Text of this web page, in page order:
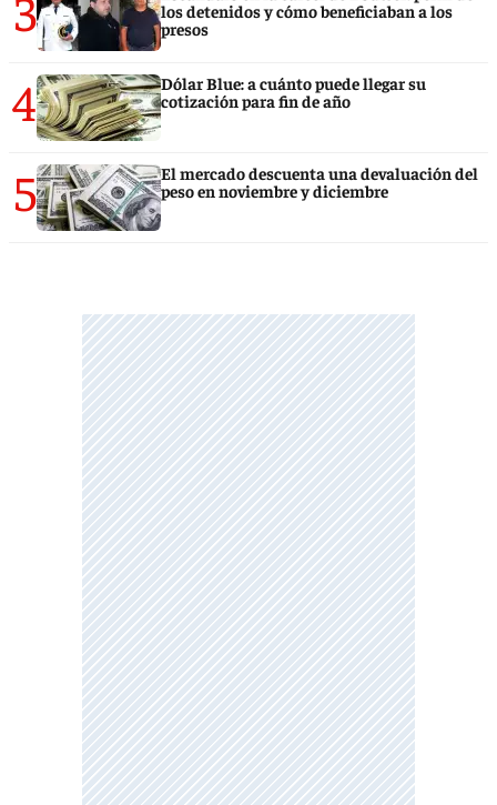
los detenidos y cómo beneficiaban a los
presos
4
Dólar Blue: a cuánto puede llegar su
cotización para fin de año
5
El mercado descuenta una devaluación del
peso en noviembre y diciembre